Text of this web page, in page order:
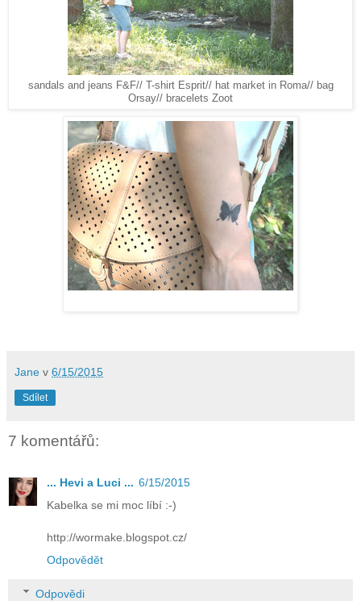
sandals and jeans F&F// T-shirt Esprit// hat market in Roma// bag
Orsay// bracelets Zoot
Jane v 6/15/2015
Sdílet
7 komentářů:
... Hevi a Luci ... 6/15/2015
Kabelka se mi moc líbí :-)
http://wormake.blogspot.cz/
Odpovědět
Odpovědi